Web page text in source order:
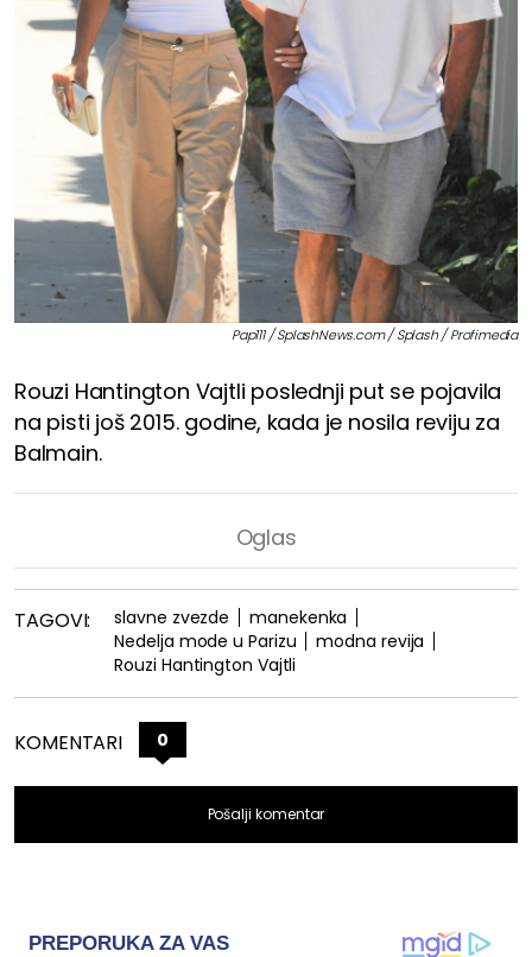
Pap111 / SplashNews.com / Splash / Profimedia
Rouzi Hantington Vajtli poslednji put se pojavila
na pisti još 2015. godine, kada je nosila reviju za
Balmain.
TAGOVI: slavne zvezde
manekenka
Nedelja mode u Parizu
modna revija
Rouzi Hantington Vajtli
KOMENTARI 0
Pošalji komentar
PREPORUKA ZA VAS